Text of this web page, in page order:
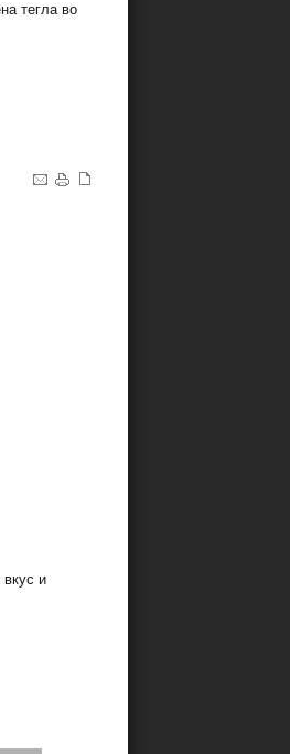
тегла во
и